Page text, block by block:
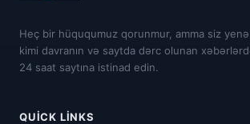
Heç bir hüququmuz qorunmur, amma siz
kimi davranın və saytda dərc olunan
24 saat saytına istinad edin.
QUICK LINKS